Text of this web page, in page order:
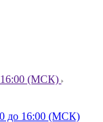
16:00 (МСК)
до 16:00 (МСК)